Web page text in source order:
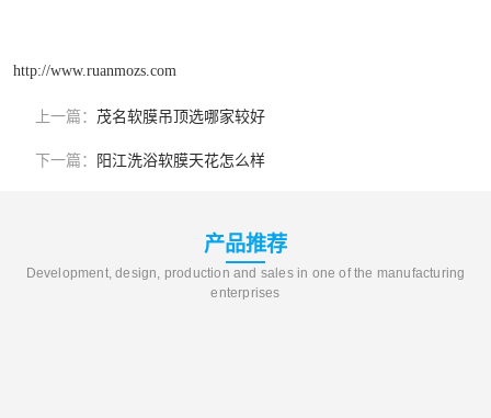
http://www.ruanmozs.com
上一篇： 茂名软膜吊顶选哪家较好
下一篇： 阳江洗浴软膜天花怎么样
产品推荐
Development, design, production and sales in one of the manufacturing
enterprises